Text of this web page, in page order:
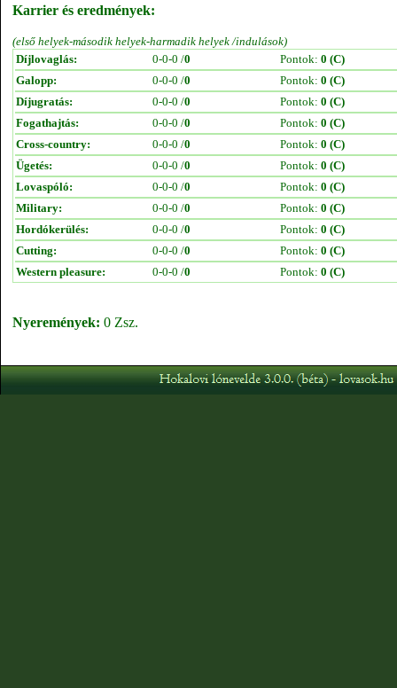
Karrier és eredmények:
(első helyek-második helyek-harmadik helyek /indulások)
Díjlovaglás:
0-0-0 /0 Pontok: 0 (C)
Galopp:
0-0-0 /0 Pontok: 0 (C)
Díjugratás:
0-0-0 /0 Pontok: 0 (C)
Fogathajtás:
0-0-0 /0 Pontok: 0 (C)
Cross-country:
0-0-0 /0 Pontok: 0 (C)
Ügetés:
0-0-0 /0 Pontok: 0 (C)
Lovaspóló:
0-0-0 /0 Pontok: 0 (C)
Military:
0-0-0 /0 Pontok: 0 (C)
Hordókerülés:
0-0-0 /0 Pontok: 0 (C)
Cutting:
0-0-0 /0 Pontok: 0 (C)
Western pleasure:
0-0-0 /0 Pontok: 0 (C)
Nyeremények: 0 Zsz.